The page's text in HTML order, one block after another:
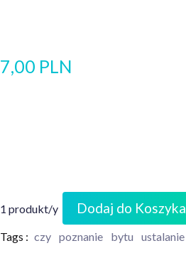
7,00 PLN
1 produkt/y Dodaj do Koszyka
Tags : czy poznanie bytu ustalanie